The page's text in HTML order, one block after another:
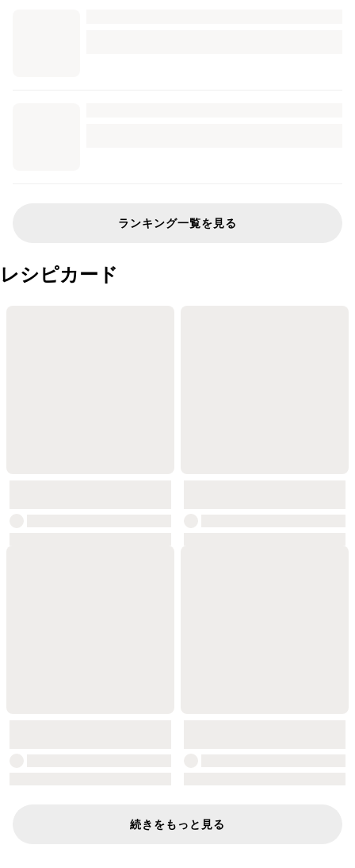
ランキング一覧を見る
レシピカード
続きをもっと見る